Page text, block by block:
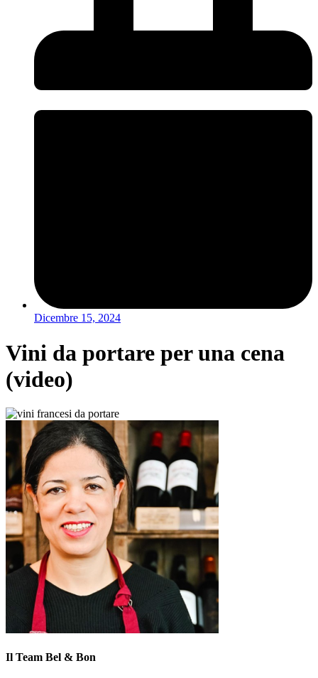
Dicembre 15, 2024
Vini da portare per una cena
(video)
Il Team Bel & Bon